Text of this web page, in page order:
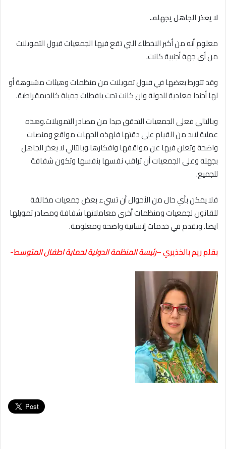
لا يعذر الجاهل يجهله..
معلوم أنه من أكبر الاخطاء التي تقع فيها الجمعيات قبول التمويلات
من أي جهة أجنبية كانت.
وقد تتورط بعضها في قبول تمويلات من منظمات وهيئات مشبوهة أو
لها أجندا معادية للدولة وان كانت تحت يافطات جميلة كالديمقراطية.
وبالتالي فعلى الجمعيات التحقق جيدا من مصادر التمويلات.وهذه
عملية لابد من القيام على دقتها فلهذه الجهات مواقع ومنصات
واضحة وتعلن فيها عن مواقفها وافكارها.وبالتالي لا يعذر الجاهل
بجهله وعلى الجمعيات أن تراقب نفسها بنفسها وتكون شفافة
للجميع.
فلا يمكن بأي حال من الأحوال أن تسيء بعض جمعيات مخالفة
للقانون لجمعيات ومنظمات أخرى معاملاتها شفافة ومصادر تمويلها
ايضا. وتقدم في خدمات إنسانية واضحة ومعلومة.
بقلم ريم بالخذيري –رئيسة المنظمة الدولية لحماية اطفال المتوسط-